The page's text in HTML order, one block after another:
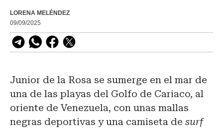
LORENA MELÉNDEZ
09/09/2025
Junior de la Rosa se sumerge en el mar de
una de las playas del Golfo de Cariaco, al
oriente de Venezuela, con unas mallas
negras deportivas y una camiseta de surf